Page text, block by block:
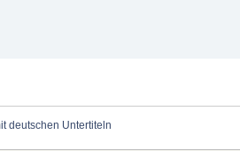
deutschen Untertiteln